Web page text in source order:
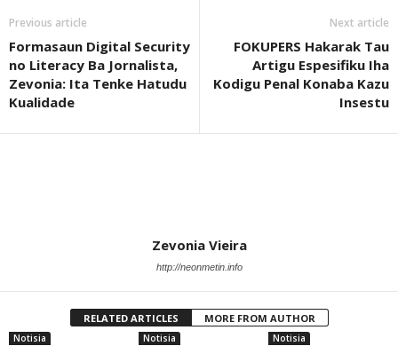
Previous article
Formasaun Digital Security
no Literacy Ba Jornalista,
Zevonia: Ita Tenke Hatudu
Kualidade
Next article
FOKUPERS Hakarak Tau
Artigu Espesifiku Iha
Kodigu Penal Konaba Kazu
Insestu
Zevonia Vieira
http://neonmetin.info
RELATED ARTICLES MORE FROM AUTHOR
Notisia Notisia Notisia